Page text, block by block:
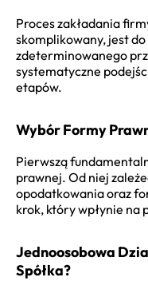
Proces zakładania
skomplikowany, jest
zdeterminowanego
systematyczne
etapów.
Wybór Formy
Pierwszą
prawnej. Od niej
opodatkowania oraz
krok, który wpłynie na
Jednoosobowa
Spółka?